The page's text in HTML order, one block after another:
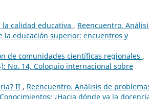
calidad educativa , Reencuentro.
la educación superior: encuentros y
de comunidades científicas regionales ,
No. 14, Coloquio internacional sobre
II , Reencuentro. Análisis de
¿Hacia dónde va la